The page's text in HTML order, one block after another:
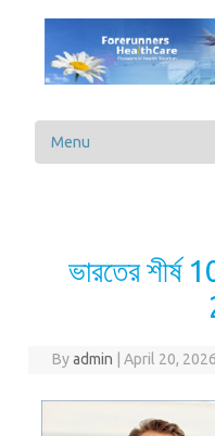
Skip to content
ভারতের শীর্ষ
Byadmin April 20, 2026